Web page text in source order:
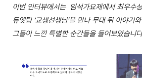
이번 인터뷰에서는 임석가요제에서 최우수
듀엣팀 ‘교생선생님’을 만나 무대 뒤 이야기
그들이 느낀 특별한 순간들을 들어보았습니